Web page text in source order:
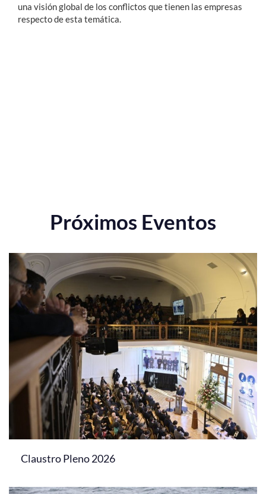
una visión global de los conflictos que tienen las empresas
respecto de esta temática.
Próximos Eventos
Claustro Pleno 2026